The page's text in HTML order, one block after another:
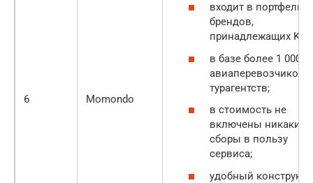
6 Momondo
входит в портфель
брендов,
принадлежащих
в базе более 1 000
авиаперевозчиков и
турагентств;
в стоимость не
включены никакие
сборы в пользу
сервиса;
удобный